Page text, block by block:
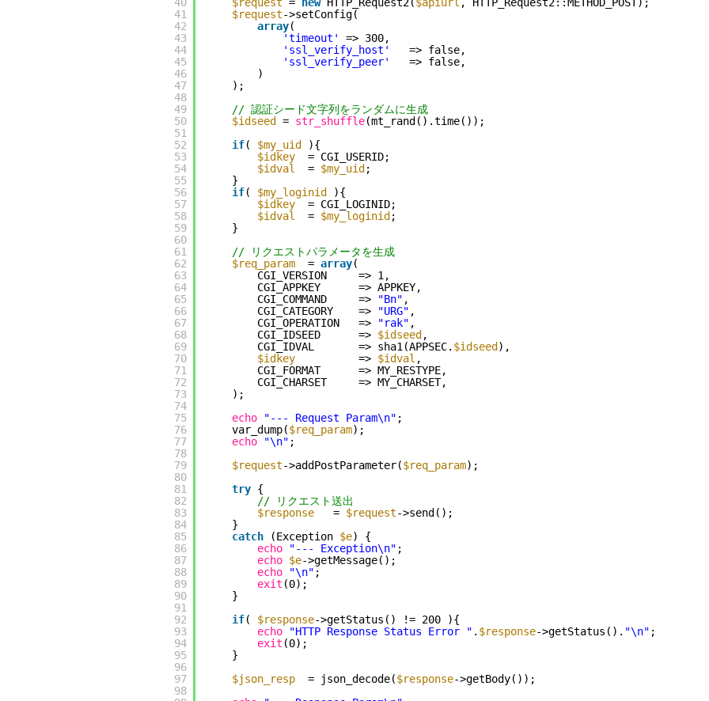
40
41
42
43
44
45
46
47
48
49
50
51
52
53
54
55
56
57
58
59
60
61
62
63
64
65
66
67
68
69
70
71
72
73
74
75
76
77
78
79
80
81
82
83
84
85
86
87
88
89
90
91
92
93
94
95
96
97
98
$request = new HTTP_Request2($apiurl , HTTP_Request2::METHOD_POST);
$request->setConfig(
array(
'timeout'
=> 300,
'ssl_verify_host'
=> false,
'ssl_verify_peer'
=> false,
)
);
// 認証シード文字列をランダムに生成
$idseed
= str_shuffle(mt_rand().time());
if( $my_uid
){
$idkey
= CGI_USERID;
$idval
= $my_uid ;
}
if( $my_loginid
){
$idkey
= CGI_LOGINID;
$idval
= $my_loginid ;
}
// リクエストパラメータを生成
$req_param
= array(
CGI_VERSION     => 1,
CGI_APPKEY      => APPKEY,
CGI_COMMAND     =>
"Bn" ,
CGI_CATEGORY    =>
"URG" ,
CGI_OPERATION   =>
"rak" ,
CGI_IDSEED      => $idseed ,
CGI_IDVAL       => sha1(APPSEC. $idseed ),
$idkey
=> $idval ,
CGI_FORMAT      => MY_RESTYPE,
CGI_CHARSET     => MY_CHARSET,
);
echo
"--- Request Param\n" ;
var_dump($req_param);
echo
"\n" ;
$request->addPostParameter($req_param);
try {
// リクエスト送出
$response
= $request->send();
}
catch
(Exception $e) {
echo
"--- Exception\n" ;
echo $e->getMessage();
echo
"\n" ;
exit (0);
}
if( $response->getStatus() != 200 ){
echo
"HTTP Response Status Error " . $response->getStatus(). "\n" ;
exit (0);
}
$json_resp
= json_decode($response->getBody());